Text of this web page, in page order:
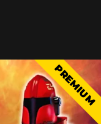
PREMIUM